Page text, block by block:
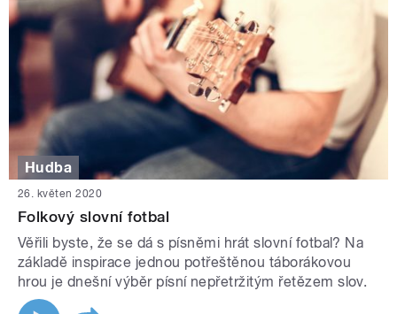
Hudba
26. květen 2020
Folkový slovní fotbal
Věřili byste, že se dá s písněmi hrát slovní fotbal? Na
základě inspirace jednou potřeštěnou táborákovou
hrou je dnešní výběr písní nepřetržitým řetězem slov.